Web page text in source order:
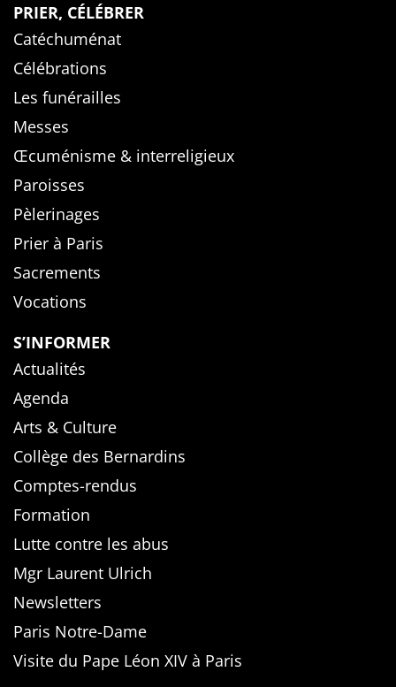
PRIER, CÉLÉBRER
Catéchuménat
Célébrations
Les funérailles
Messes
Œcuménisme & interreligieux
Paroisses
Pèlerinages
Prier à Paris
Sacrements
Vocations
S’INFORMER
Actualités
Agenda
Arts & Culture
Collège des Bernardins
Comptes-rendus
Formation
Lutte contre les abus
Mgr Laurent Ulrich
Newsletters
Paris Notre-Dame
Visite du Pape Léon XIV à Paris